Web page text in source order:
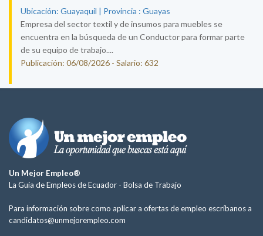
Ubicación: Guayaquil | Provincia : Guayas
Empresa del sector textil y de insumos para muebles se
encuentra en la búsqueda de un Conductor para formar parte
de su equipo de trabajo....
Publicación: 06/08/2026 - Salario: 632
Un Mejor Empleo®
La Guía de Empleos de Ecuador - Bolsa de Trabajo
Para información sobre como aplicar a ofertas de empleo escríbanos a
candidatos@unmejorempleo.com